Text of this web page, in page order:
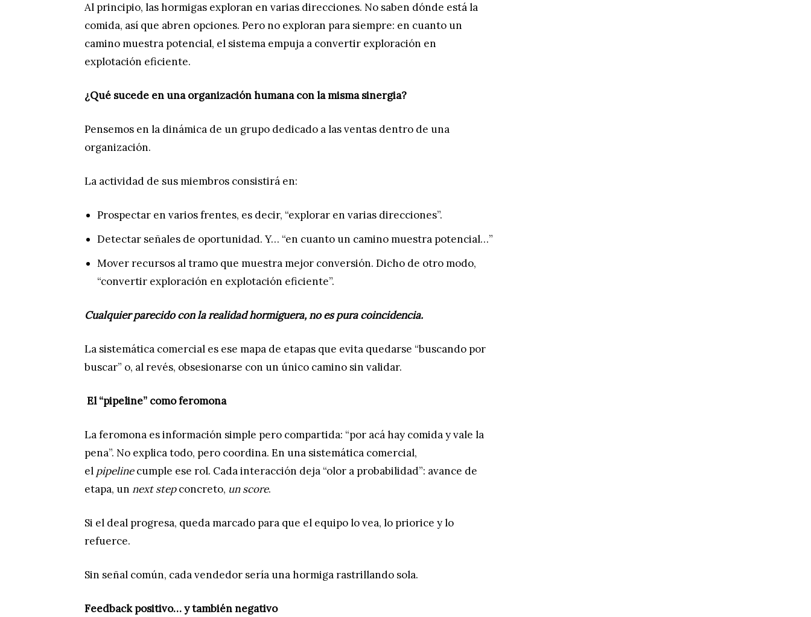
Al principio, las hormigas exploran en varias direcciones. No saben dónde está la
comida, así que abren opciones. Pero no exploran para siempre: en cuanto un
camino muestra potencial, el sistema empuja a convertir exploración en
explotación eficiente.
¿Qué sucede en una organización humana con la misma sinergia?
Pensemos en la dinámica de un grupo dedicado a las ventas dentro de una
organización.
La actividad de sus miembros consistirá en:
Prospectar en varios frentes, es decir, “explorar en varias direcciones”.
Detectar señales de oportunidad. Y… “en cuanto un camino muestra potencial…”
Mover recursos al tramo que muestra mejor conversión. Dicho de otro modo,
“convertir exploración en explotación eficiente”.
Cualquier parecido con la realidad hormiguera, no es pura coincidencia.
La sistemática comercial es ese mapa de etapas que evita quedarse “buscando por
buscar” o, al revés, obsesionarse con un único camino sin validar.
El “pipeline” como feromona
La feromona es información simple pero compartida: “por acá hay comida y vale la
pena”. No explica todo, pero coordina. En una sistemática comercial,
el pipelinecumple ese rol. Cada interacción deja “olor a probabilidad”: avance de
etapa, un next stepconcreto, un score.
Si el deal progresa, queda marcado para que el equipo lo vea, lo priorice y lo
refuerce.
Sin señal común, cada vendedor sería una hormiga rastrillando sola.
Feedback positivo… y también negativo